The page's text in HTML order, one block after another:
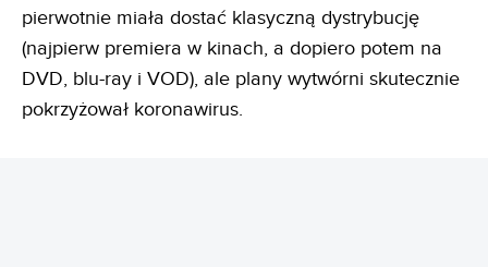
pierwotnie miała dostać klasyczną dystrybucję
(najpierw premiera w kinach, a dopiero potem na
DVD, blu-ray i VOD), ale plany wytwórni skutecznie
pokrzyżował koronawirus.